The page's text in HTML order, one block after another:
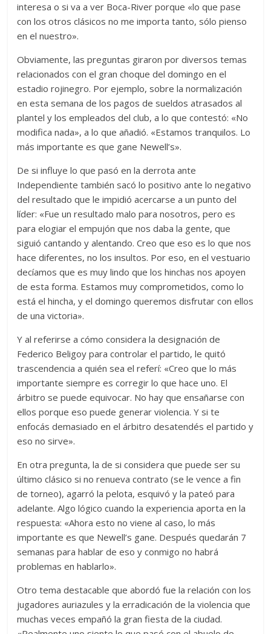
interesa o si va a ver Boca-River porque «lo que pase
con los otros clásicos no me importa tanto, sólo pienso
en el nuestro».
Obviamente, las preguntas giraron por diversos temas
relacionados con el gran choque del domingo en el
estadio rojinegro. Por ejemplo, sobre la normalización
en esta semana de los pagos de sueldos atrasados al
plantel y los empleados del club, a lo que contestó: «No
modifica nada», a lo que añadió. «Estamos tranquilos. Lo
más importante es que gane Newell’s».
De si influye lo que pasó en la derrota ante
Independiente también sacó lo positivo ante lo negativo
del resultado que le impidió acercarse a un punto del
líder: «Fue un resultado malo para nosotros, pero es
para elogiar el empujón que nos daba la gente, que
siguió cantando y alentando. Creo que eso es lo que nos
hace diferentes, no los insultos. Por eso, en el vestuario
decíamos que es muy lindo que los hinchas nos apoyen
de esta forma. Estamos muy comprometidos, como lo
está el hincha, y el domingo queremos disfrutar con ellos
de una victoria».
Y al referirse a cómo considera la designación de
Federico Beligoy para controlar el partido, le quitó
trascendencia a quién sea el referí: «Creo que lo más
importante siempre es corregir lo que hace uno. El
árbitro se puede equivocar. No hay que ensañarse con
ellos porque eso puede generar violencia. Y si te
enfocás demasiado en el árbitro desatendés el partido y
eso no sirve».
En otra pregunta, la de si considera que puede ser su
último clásico si no renueva contrato (se le vence a fin
de torneo), agarró la pelota, esquivó y la pateó para
adelante. Algo lógico cuando la experiencia aporta en la
respuesta: «Ahora esto no viene al caso, lo más
importante es que Newell’s gane. Después quedarán 7
semanas para hablar de eso y conmigo no habrá
problemas en hablarlo».
Otro tema destacable que abordó fue la relación con los
jugadores auriazules y la erradicación de la violencia que
muchas veces empañó la gran fiesta de la ciudad.